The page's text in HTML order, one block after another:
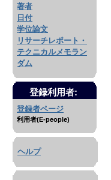
著者
日付
学位論文
リサーチレポート・
テクニカルメモラン
ダム
登録利用者:
登録者ページ
利用者(E-people)
ヘルプ